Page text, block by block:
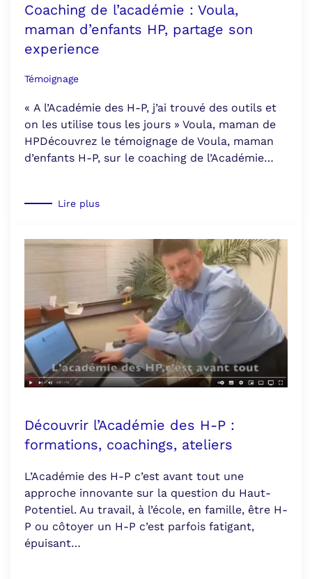
Coaching de l’académie : Voula,
maman d’enfants HP, partage son
experience
Témoignage
« A l’Académie des H-P, j’ai trouvé des outils et
on les utilise tous les jours » Voula, maman de
HPDécouvrez le témoignage de Voula, maman
d’enfants H-P, sur le coaching de l’Académie…
Lire plus
Découvrir l’Académie des H-P :
formations, coachings, ateliers
L’Académie des H-P c’est avant tout une
approche innovante sur la question du Haut-
Potentiel. Au travail, à l’école, en famille, être H-
P ou côtoyer un H-P c’est parfois fatigant,
épuisant…